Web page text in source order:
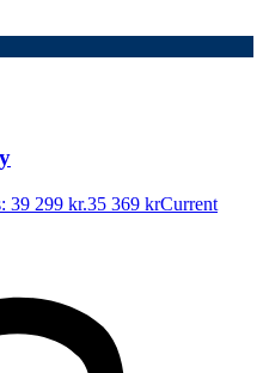
39 299 kr.35 369 krCurrent